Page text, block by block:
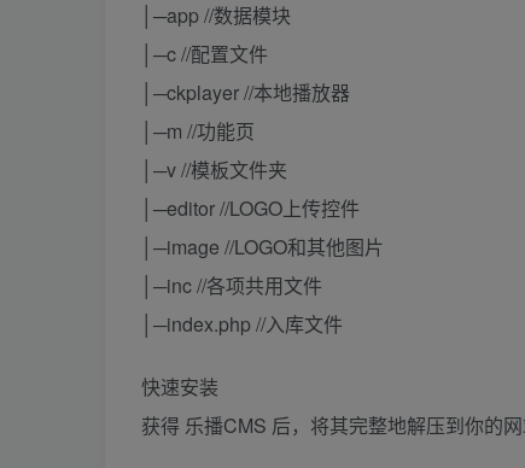
│─app //数据模块
│─c //配置文件
│─ckplayer //本地播放器
│─m //功能页
│─v //模板文件夹
│─editor //LOGO上传控件
│─image //LOGO和其他图片
│─inc //各项共用文件
│─index.php //入库文件
快速安装
获得 乐播CMS 后，将其完整地解压到你的